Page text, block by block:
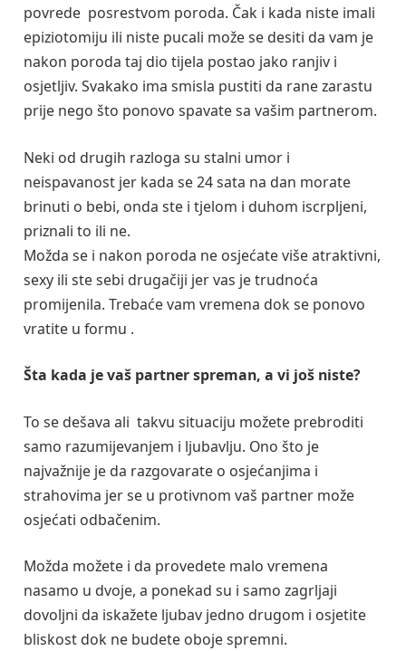
povrede posrestvom poroda. Čak i kada niste imali
epiziotomiju ili niste pucali može se desiti da vam je
nakon poroda taj dio tijela postao jako ranjiv i
osjetljiv. Svakako ima smisla pustiti da rane zarastu
prije nego što ponovo spavate sa vašim partnerom.
Neki od drugih razloga su stalni umor i
neispavanost jer kada se 24 sata na dan morate
brinuti o bebi, onda ste i tjelom i duhom iscrpljeni,
priznali to ili ne.
Možda se i nakon poroda ne osjećate više atraktivni,
sexy ili ste sebi drugačiji jer vas je trudnoća
promijenila. Trebaće vam vremena dok se ponovo
vratite u formu .
Šta kada je vaš partner spreman, a vi još niste?
To se dešava ali takvu situaciju možete prebroditi
samo razumijevanjem i ljubavlju. Ono što je
najvažnije je da razgovarate o osjećanjima i
strahovima jer se u protivnom vaš partner može
osjećati odbačenim.
Možda možete i da provedete malo vremena
nasamo u dvoje, a ponekad su i samo zagrljaji
dovoljni da iskažete ljubav jedno drugom i osjetite
bliskost dok ne budete oboje spremni.